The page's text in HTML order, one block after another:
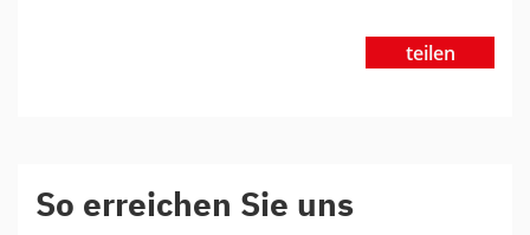
teilen
So erreichen Sie uns